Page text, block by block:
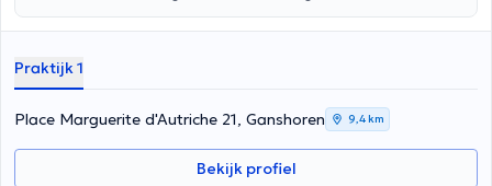
Praktijk 1
Place Marguerite d'Autriche 21, Ganshoren 9,4 km
Bekijk profiel